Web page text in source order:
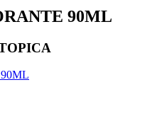
90ML